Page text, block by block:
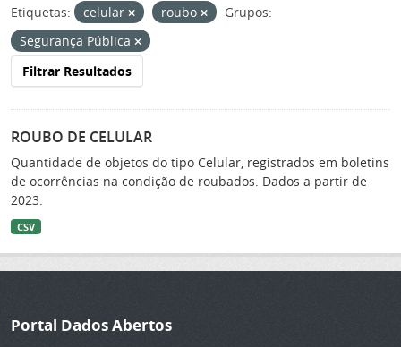
Etiquetas: celular roubo
Grupos:
Segurança Pública
Filtrar Resultados
ROUBO DE CELULAR
Quantidade de objetos do tipo Celular, registrados em boletins
de ocorrências na condição de roubados. Dados a partir de
2023.
CSV
Portal Dados Abertos